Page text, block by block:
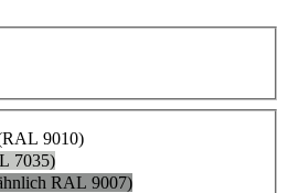
9010)
7035)
RAL 9007)